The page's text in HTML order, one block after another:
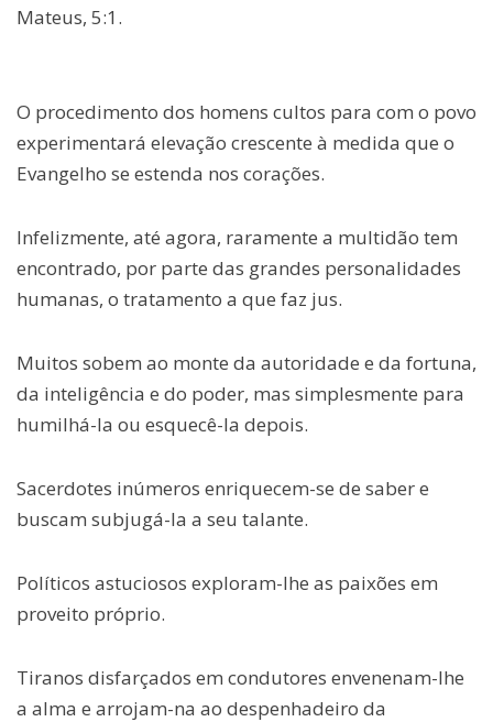
Mateus, 5:1.
O procedimento dos homens cultos para com o povo
experimentará elevação crescente à medida que o
Evangelho se estenda nos corações.
Infelizmente, até agora, raramente a multidão tem
encontrado, por parte das grandes personalidades
humanas, o tratamento a que faz jus.
Muitos sobem ao monte da autoridade e da fortuna,
da inteligência e do poder, mas simplesmente para
humilhá-la ou esquecê-la depois.
Sacerdotes inúmeros enriquecem-se de saber e
buscam subjugá-la a seu talante.
Políticos astuciosos exploram-lhe as paixões em
proveito próprio.
Tiranos disfarçados em condutores envenenam-lhe
a alma e arrojam-na ao despenhadeiro da